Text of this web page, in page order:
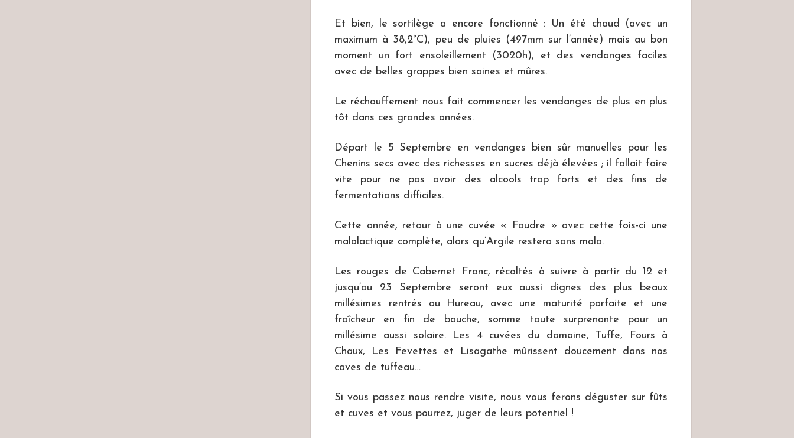
Et bien, le sortilège a encore fonctionné : Un été chaud (avec un
maximum à 38,2°C), peu de pluies (497mm sur l’année) mais au bon
moment un fort ensoleillement (3020h), et des vendanges faciles
avec de belles grappes bien saines et mûres.
Le réchauffement nous fait commencer les vendanges de plus en plus
tôt dans ces grandes années.
Départ le 5 Septembre en vendanges bien sûr manuelles pour les
Chenins secs avec des richesses en sucres déjà élevées ; il fallait faire
vite pour ne pas avoir des alcools trop forts et des fins de
fermentations difficiles.
Cette année, retour à une cuvée « Foudre » avec cette fois-ci une
malolactique complète, alors qu’Argile restera sans malo.
Les rouges de Cabernet Franc, récoltés à suivre à partir du 12 et
jusqu’au 23 Septembre seront eux aussi dignes des plus beaux
millésimes rentrés au Hureau, avec une maturité parfaite et une
fraîcheur en fin de bouche, somme toute surprenante pour un
millésime aussi solaire. Les 4 cuvées du domaine, Tuffe, Fours à
Chaux, Les Fevettes et Lisagathe mûrissent doucement dans nos
caves de tuffeau…
Si vous passez nous rendre visite, nous vous ferons déguster sur fûts
et cuves et vous pourrez, juger de leurs potentiel !